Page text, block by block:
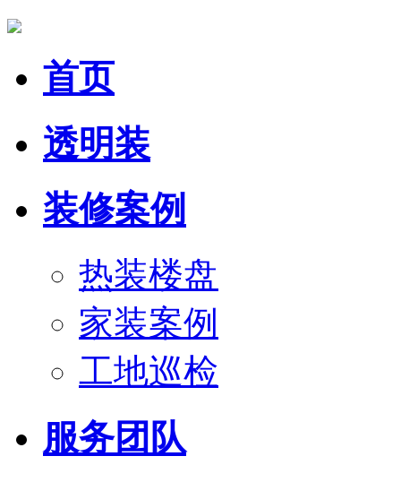
首页
透明装
装修案例
热装楼盘
家装案例
工地巡检
服务团队